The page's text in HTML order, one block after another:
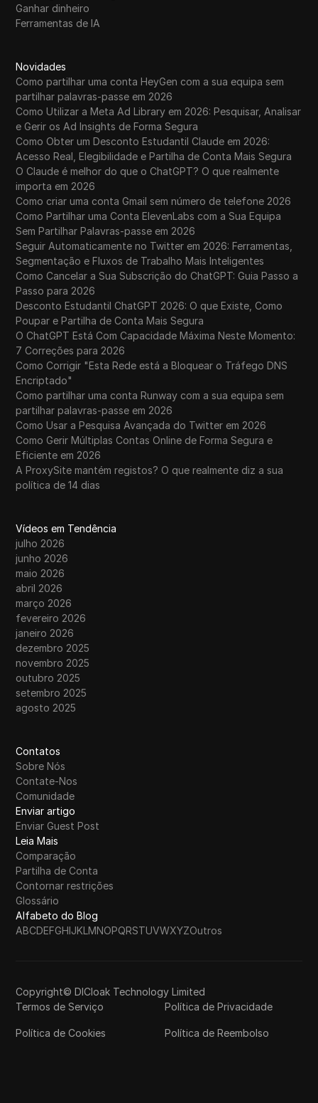
Ganhar dinheiro
Ferramentas de IA
Novidades
Como partilhar uma conta HeyGen com a sua equipa sem
partilhar palavras-passe em 2026
Como Utilizar a Meta Ad Library em 2026: Pesquisar, Analisar
e Gerir os Ad Insights de Forma Segura
Como Obter um Desconto Estudantil Claude em 2026:
Acesso Real, Elegibilidade e Partilha de Conta Mais Segura
O Claude é melhor do que o ChatGPT? O que realmente
importa em 2026
Como criar uma conta Gmail sem número de telefone 2026
Como Partilhar uma Conta ElevenLabs com a Sua Equipa
Sem Partilhar Palavras-passe em 2026
Seguir Automaticamente no Twitter em 2026: Ferramentas,
Segmentação e Fluxos de Trabalho Mais Inteligentes
Como Cancelar a Sua Subscrição do ChatGPT: Guia Passo a
Passo para 2026
Desconto Estudantil ChatGPT 2026: O que Existe, Como
Poupar e Partilha de Conta Mais Segura
O ChatGPT Está Com Capacidade Máxima Neste Momento:
7 Correções para 2026
Como Corrigir "Esta Rede está a Bloquear o Tráfego DNS
Encriptado"
Como partilhar uma conta Runway com a sua equipa sem
partilhar palavras-passe em 2026
Como Usar a Pesquisa Avançada do Twitter em 2026
Como Gerir Múltiplas Contas Online de Forma Segura e
Eficiente em 2026
A ProxySite mantém registos? O que realmente diz a sua
política de 14 dias
Vídeos em Tendência
julho 2026
junho 2026
maio 2026
abril 2026
março 2026
fevereiro 2026
janeiro 2026
dezembro 2025
novembro 2025
outubro 2025
setembro 2025
agosto 2025
Contatos
Sobre Nós
Contate-Nos
Comunidade
Enviar artigo
Enviar Guest Post
Leia Mais
Comparação
Partilha de Conta
Contornar restrições
Glossário
Alfabeto do Blog
ABCDEFGHIJKLMNOPQRSTUVWXYZOutros
Copyright© DICloak Technology Limited
Termos de Serviço
Política de Privacidade
Política de Cookies Política de Reembolso